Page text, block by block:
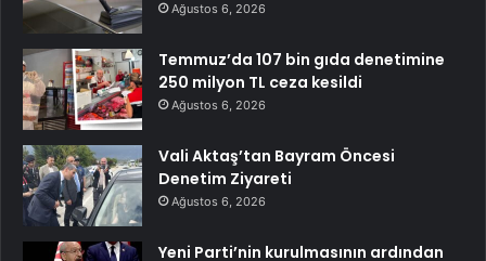
Ağustos 6, 2026
Temmuz’da 107 bin gıda denetimine
250 milyon TL ceza kesildi
Ağustos 6, 2026
Vali Aktaş’tan Bayram Öncesi
Denetim Ziyareti
Ağustos 6, 2026
Yeni Parti’nin kurulmasının ardından